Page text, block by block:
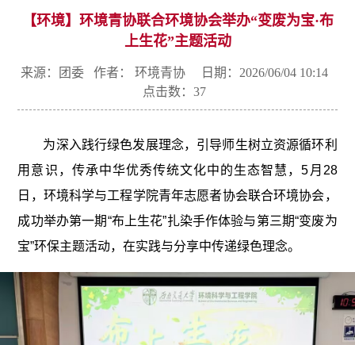
【环境】环境青协联合环境协会举办“变废为宝·布
上生花”主题活动
来源：团委 作者： 环境青协 日期：2026/06/04 10:14
点击数： 37
为深入践行绿色发展理念，引导师生树立资源循环利
用意识，传承中华优秀传统文化中的生态智慧，5月28
日，环境科学与工程学院青年志愿者协会联合环境协会，
成功举办第一期“布上生花”扎染手作体验与第三期“变废为
宝”环保主题活动，在实践与分享中传递绿色理念。